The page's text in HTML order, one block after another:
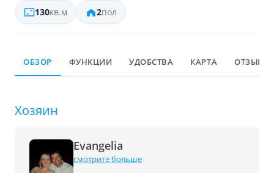
130кв.м 2пол
ОБЗОР ФУНКЦИИ УДОБСТВА КАРТА ОТЗЫВЫ
Хозяин
Evangelia
смотрите больше